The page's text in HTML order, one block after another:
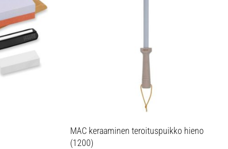
MAC keraaminen teroituspuikko hieno
(1200)